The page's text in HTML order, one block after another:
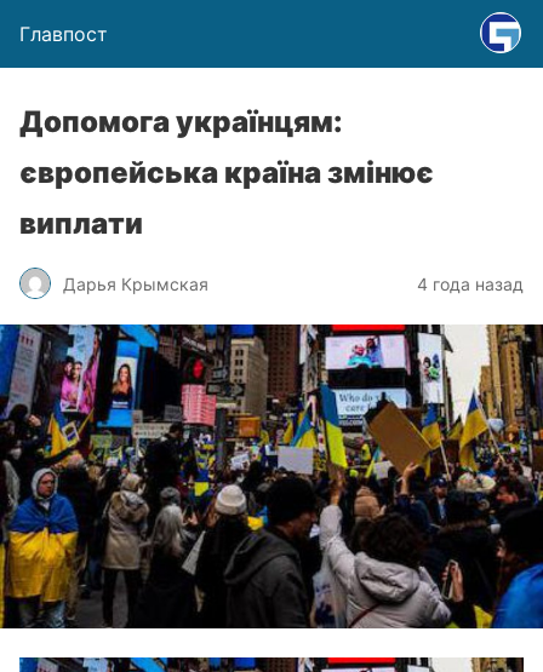
Главпост
Допомога українцям:
європейська країна змінює
виплати
Дарья Крымская 4 года назад